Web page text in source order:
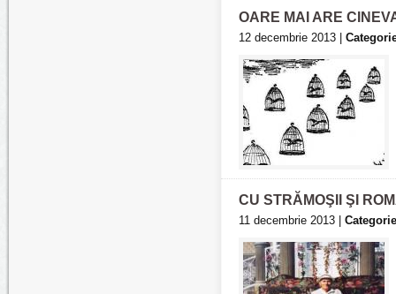
OARE MAI ARE
12 decembrie 2013 |
CU STRĂMOŞII ŞI
11 decembrie 2013 |